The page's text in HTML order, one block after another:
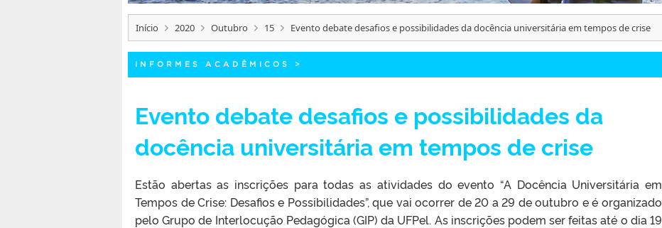
Início 2020 Outubro 15 Evento debate desafios e possibilidades da docência universitária em tempos de crise
INFORMES ACADÊMICOS >
Evento debate desafios e possibilidades da
docência universitária em tempos de crise
Estão abertas as inscrições para todas as atividades do evento “A Docência Universitária em
Tempos de Crise: Desafios e Possibilidades”, que vai ocorrer de 20 a 29 de outubro e é organizado
pelo Grupo de Interlocução Pedagógica (GIP) da UFPel. As inscrições podem ser feitas até o dia 19